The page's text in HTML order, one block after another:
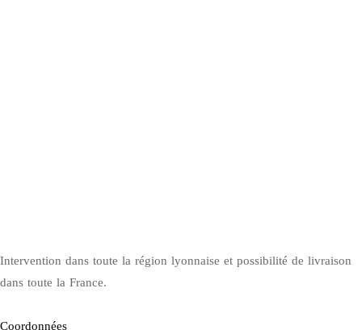
Intervention dans toute la région lyonnaise et possibilité de livraison
dans toute la France.
Coordonnées